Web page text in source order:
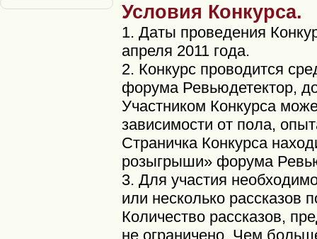
Условия Конкурса.
1. Даты проведения
апреля 2011 года.
2. Конкурс проводится
форума Ревьюдетектор,
Участником Конкурса
зависимости от пола,
Страничка Конкурса
розыгрыши» форума
3. Для участия
или несколько рассказов
Количество рассказов,
не ограничено. Чем